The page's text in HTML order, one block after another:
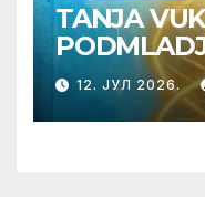
TANJA
TELA SA
12. ЈУЛ 2026.